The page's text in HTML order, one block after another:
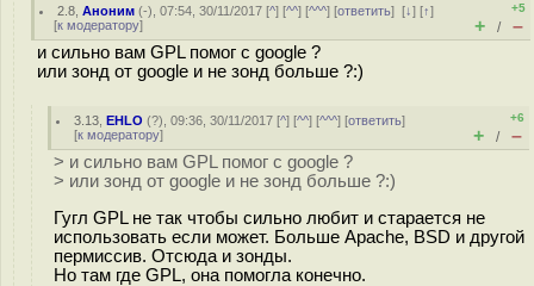
2.8 ,Аноним (-), 07:54, 30/11/2017 [^] [^^] [^^^] [ответить][↓] [↑]
[к модератору]
+5
+ / –
и сильно вам GPL помог с google ?
или зонд от google и не зонд больше ?:)
3.13 ,EHLO (?), 09:36, 30/11/2017 [^] [^^] [^^^] [ответить]
[к модератору]
+6
+ / –
> и сильно вам GPL помог с google ?
> или зонд от google и не зонд больше ?:)
Гугл GPL не так чтобы сильно любит и старается не
использовать если может. Больше Apache, BSD и другой
пермиссив. Отсюда и зонды.
Но там где GPL, она помогла конечно.